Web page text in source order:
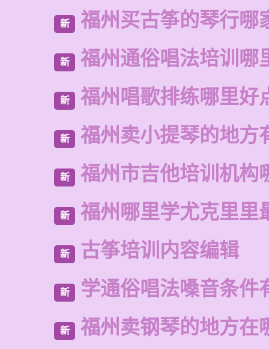
新 福州买古筝的琴行哪
新 福州通俗唱法培训哪
新 福州唱歌排练哪里好
新 福州卖小提琴的地方
新 福州市吉他培训机构
新 福州哪里学尤克里里
新 古筝培训内容编辑
新 学通俗唱法嗓音条件
新 福州卖钢琴的地方在